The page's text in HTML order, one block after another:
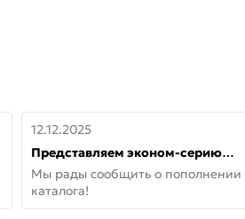
12.12.2025
Представляем эконом-серию
дверей от бренда Portika, где цена
не значит «просто»
Мы рады сообщить о пополнении
каталога!